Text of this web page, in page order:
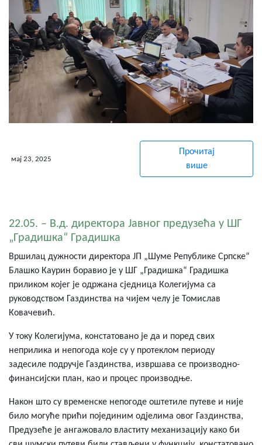
мај 23, 2025
Прочитај
више
22.05. – В.д. директора Јавног предузећа у ШГ
„Градишка“ Градишка
Вршилац дужности директора ЈП „Шуме Републике Српске“
Блашко Каурин боравио је у ШГ „Градишка“ Градишка
приликом којег је одржана сједница Колегијума са
руководством Газдинства на чијем челу је Томислав
Ковачевић.
У току Колегијума, констатовано је да и поред свих
неприлика и непогода које су у протеклом периоду
задесиле подручје Газдинства, извршава се производно-
финансијски план, као и процес производње.
Након што су временске непогоде оштетиле путеве и није
било могуће прићи појединим одјелима овог Газдинства,
Предузеће је ангажовало властиту механизацију како би